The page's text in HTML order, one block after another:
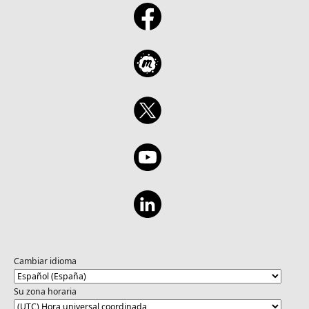
geral prática e de alto nível da tecnologia da
Microsoft e validam seu conhecimento
Cambiar idioma
Su zona horaria